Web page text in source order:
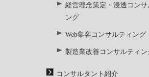
経営理念策定・浸透コンサ
ング
Web集客コンサルティング
製造業改善コンサルティン
コンサルタント紹介